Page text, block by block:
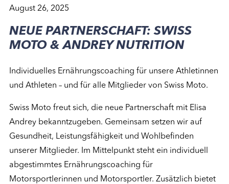
August 26, 2025
NEUE PARTNERSCHAFT: SWISS
MOTO & ANDREY NUTRITION
Individuelles Ernährungscoaching für unsere Athletinnen
und Athleten – und für alle Mitglieder von Swiss Moto.
Swiss Moto freut sich, die neue Partnerschaft mit Elisa
Andrey bekanntzugeben. Gemeinsam setzen wir auf
Gesundheit, Leistungsfähigkeit und Wohlbefinden
unserer Mitglieder. Im Mittelpunkt steht ein individuell
abgestimmtes Ernährungscoaching für
Motorsportlerinnen und Motorsportler. Zusätzlich bietet